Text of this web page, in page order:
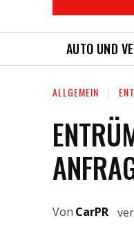
AUTO UND
ALLGEMEIN
Von CarPR